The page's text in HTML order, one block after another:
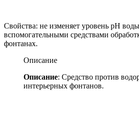
Свойства: не изменяет уровень рН
вспомогательными средствами
фонтанах.
Описание
Описание: Средство против
интерьерных фонтанов.